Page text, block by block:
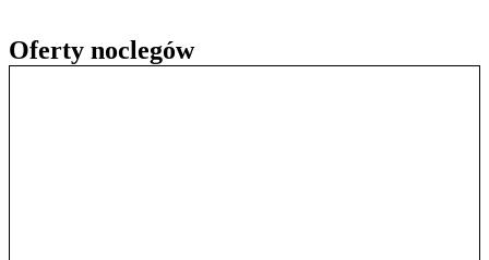
Oferty noclegów